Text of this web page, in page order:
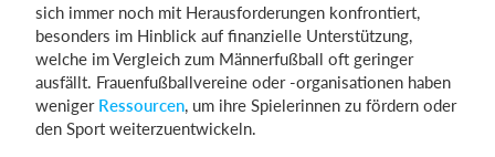
sich immer noch mit Herausforderungen konfrontiert,
besonders im Hinblick auf finanzielle Unterstützung,
welche im Vergleich zum Männerfußball oft geringer
ausfällt. Frauenfußballvereine oder -organisationen haben
weniger Ressourcen, um ihre Spielerinnen zu fördern oder
den Sport weiterzuentwickeln.